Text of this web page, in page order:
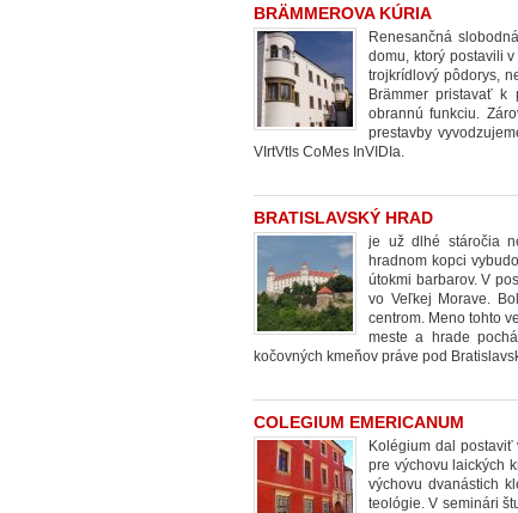
BRÄMMEROVA KÚRIA
Renesančná
domu, ktorý postavili
trojkrídlový pôdorys,
Brämmer pristavať k
obrannú funkciu.
prestavby
VIrtVtIs CoMes InVIDIa.
BRATISLAVSKÝ HRAD
je už dlhé stáročia
hradnom kopci
útokmi barbarov. V
vo Veľkej Morave.
centrom. Meno tohto
meste a hrade
kočovných kmeňov práve pod
COLEGIUM EMERICANUM
Kolégium dal postaviť
pre výchovu laických
výchovu dvanástich
teológie. V seminári